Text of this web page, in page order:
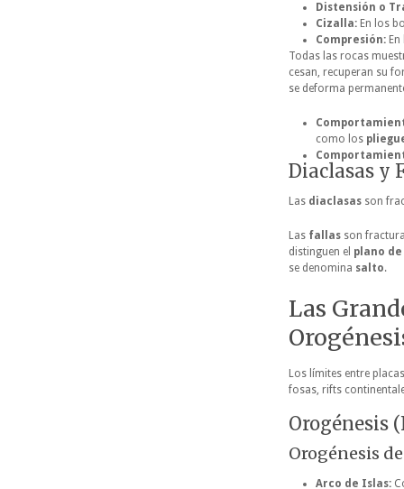
Distensión o
Cizalla: En los
Compresión:
Todas las rocas
cesan, recuperan su
se deforma
como los
Diaclasas y
Las diaclasas son
Las fallas son
distinguen el plano
se denomina salto.
Las
Los límites entre
fosas, rifts
Orogénesis
Orogénesis
Arco de Islas: